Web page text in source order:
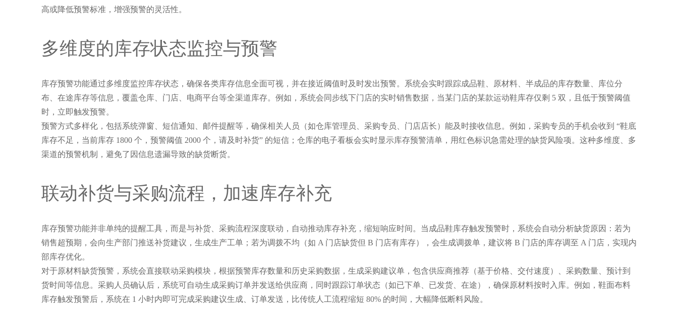
高或降低预警标准，增强预警的灵活性。
多维度的库存状态监控与预警
库存预警功能通过多维度监控库存状态，确保各类库存信息全面可视，并在接近阈值时及时发出预警。系统会实时跟踪成品鞋、原材料、半成品的库存数量、库位分
布、在途库存等信息，覆盖仓库、门店、电商平台等全渠道库存。例如，系统会同步线下门店的实时销售数据，当某门店的某款运动鞋库存仅剩 5 双，且低于预警阈值
时，立即触发预警。
预警方式多样化，包括系统弹窗、短信通知、邮件提醒等，确保相关人员（如仓库管理员、采购专员、门店店长）能及时接收信息。例如，采购专员的手机会收到 “鞋底
库存不足，当前库存 1800 个，预警阈值 2000 个，请及时补货” 的短信；仓库的电子看板会实时显示库存预警清单，用红色标识急需处理的缺货风险项。这种多维度、多
渠道的预警机制，避免了因信息遗漏导致的缺货断货。
联动补货与采购流程，加速库存补充
库存预警功能并非单纯的提醒工具，而是与补货、采购流程深度联动，自动推动库存补充，缩短响应时间。当成品鞋库存触发预警时，系统会自动分析缺货原因：若为
销售超预期，会向生产部门推送补货建议，生成生产工单；若为调拨不均（如 A 门店缺货但 B 门店有库存），会生成调拨单，建议将 B 门店的库存调至 A 门店，实现内
部库存优化。
对于原材料缺货预警，系统会直接联动采购模块，根据预警库存数量和历史采购数据，生成采购建议单，包含供应商推荐（基于价格、交付速度）、采购数量、预计到
货时间等信息。采购人员确认后，系统可自动生成采购订单并发送给供应商，同时跟踪订单状态（如已下单、已发货、在途），确保原材料按时入库。例如，鞋面布料
库存触发预警后，系统在 1 小时内即可完成采购建议生成、订单发送，比传统人工流程缩短 80% 的时间，大幅降低断料风险。